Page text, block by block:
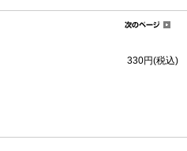
330円(税込)